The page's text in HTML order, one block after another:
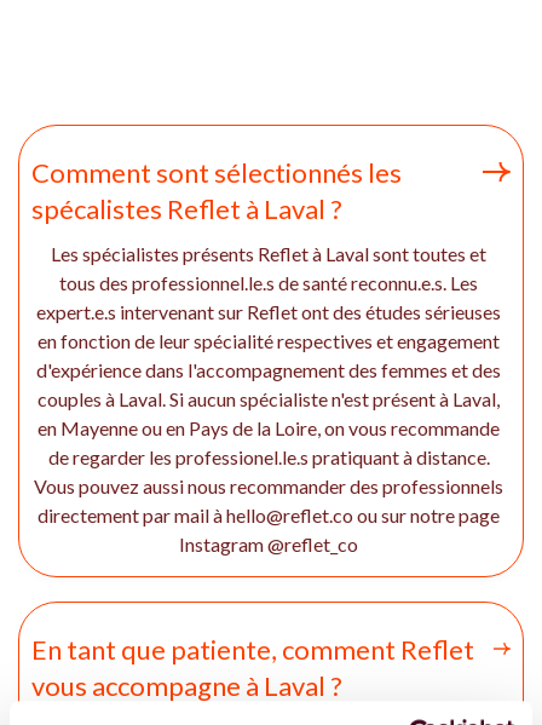
Comment sont sélectionnés les
spécalistes Reflet à Laval ?
Les spécialistes présents Reflet à Laval sont toutes et
tous des professionnel.le.s de santé reconnu.e.s. Les
expert.e.s intervenant sur Reflet ont des études sérieuses
en fonction de leur spécialité respectives et engagement
d'expérience dans l'accompagnement des femmes et des
couples à Laval. Si aucun spécialiste n'est présent à Laval,
en Mayenne ou en Pays de la Loire, on vous recommande
de regarder les professionel.le.s pratiquant à distance.
Vous pouvez aussi nous recommander des professionnels
directement par mail à hello@reflet.co ou sur notre page
Instagram @reflet_co
En tant que patiente, comment Reflet
vous accompagne à Laval ?